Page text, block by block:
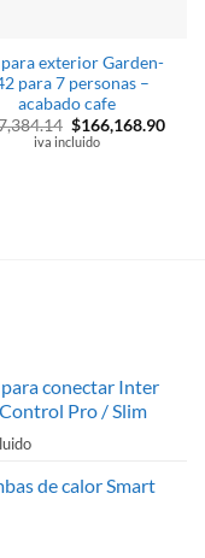
para exterior Garden-
para 7 personas –
acabado cafe
El
precio
$166,168.90El
iva incluido
conectar Inter
Pro / Slim
de calor Smart